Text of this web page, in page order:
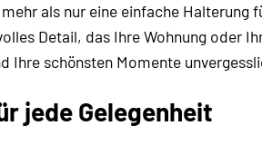
als nur eine einfache
Detail, das Ihre Wohnung oder
Ihre schönsten Momente
jede Gelegenheit